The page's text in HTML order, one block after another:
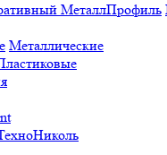
Металлические